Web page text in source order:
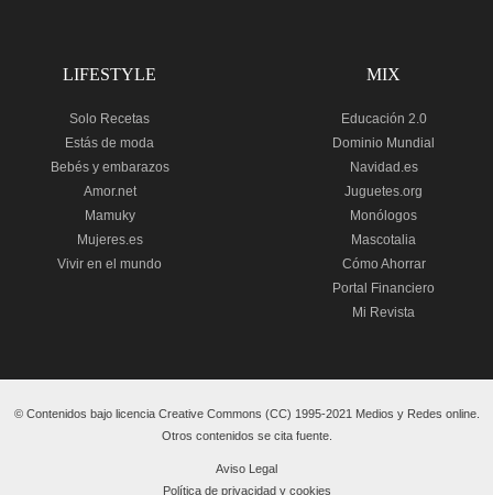
LIFESTYLE
Solo Recetas
Estás de moda
Bebés y embarazos
Amor.net
Mamuky
Mujeres.es
Vivir en el mundo
MIX
Educación 2.0
Dominio Mundial
Navidad.es
Juguetes.org
Monólogos
Mascotalia
Cómo Ahorrar
Portal Financiero
Mi Revista
© Contenidos bajo licencia Creative Commons (CC) 1995-2021 Medios y Redes online.
Otros contenidos se cita fuente.
Aviso Legal
Política de privacidad y cookies